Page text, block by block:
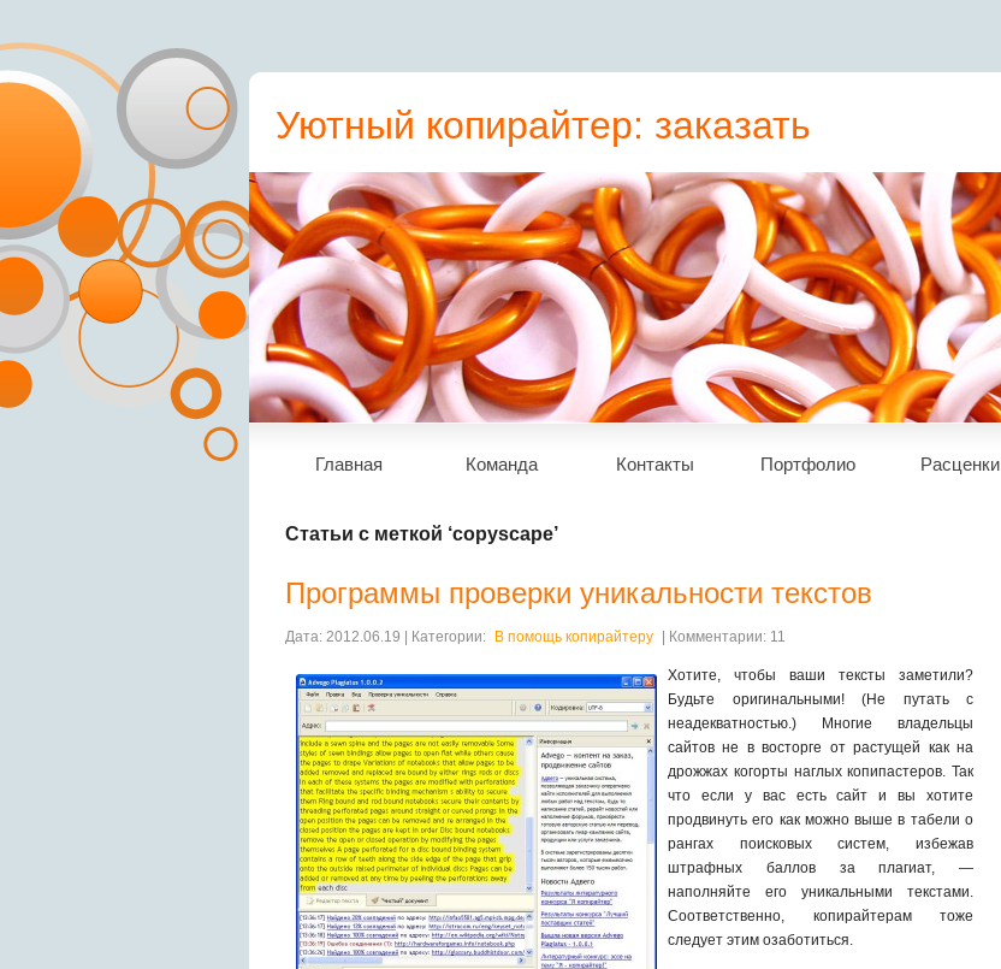
Уютный копирайтер: заказать
пресс-релиз, статьи, рерайт
Главная Команда Контакты Портфолио Расценки
Статьи с меткой ‘copyscape’
Программы проверки уникальности текстов
Дата: 2012.06.19 | Категории: В помощь копирайтеру | Комментарии: 11
Хотите, чтобы ваши тексты заметили?
Будьте оригинальными! (Не путать с
неадекватностью.) Многие владельцы
сайтов не в восторге от растущей как на
дрожжах когорты наглых копипастеров. Так
что если у вас есть сайт и вы хотите
продвинуть его как можно выше в табели о
рангах поисковых систем, избежав
штрафных баллов за плагиат, —
наполняйте его уникальными текстами.
Соответственно, копирайтерам тоже
следует этим озаботиться.